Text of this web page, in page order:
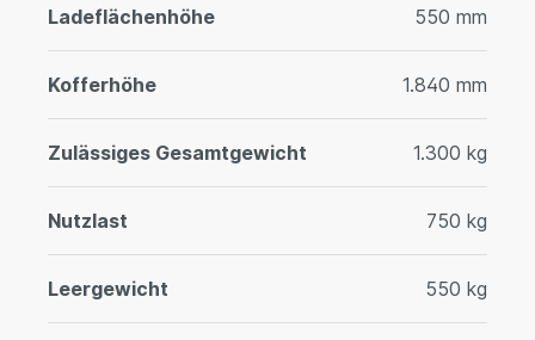
Ladeflächenhöhe 550 mm
Kofferhöhe 1.840 mm
Zulässiges Gesamtgewicht 1.300 kg
Nutzlast 750 kg
Leergewicht 550 kg